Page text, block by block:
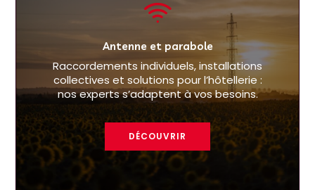
Antenne et parabole
Raccordements individuels, installations
collectives et solutions pour l’hôtellerie :
nos experts s’adaptent à vos besoins.
DÉCOUVRIR